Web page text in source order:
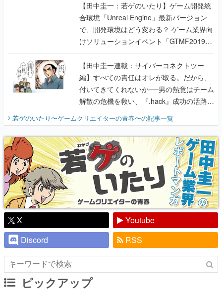
【田中圭一：若ゲのいたり】ゲーム開発統
合環境「Unreal Engine」最新バージョン
で、開発環境はどう変わる？ ゲーム業界向
けソリューションイベント「GTMF2019」
に行って、より理解を深めよう【PR】
【田中圭一連載：サイバーコネクトツー
編】すべての責任はオレが取る。だから、
付いてきてくれないか──男の熱意はチーム
解散の危機を救い、『.hack』成功の活路を
開く。業界の快男児・松山 洋に流れる血は
『少年ジャンプ』色だった【若ゲのいた
り】
若ゲのいたり〜ゲームクリエイターの青春〜の記事一覧
X
Youtube
Discord
RSS
ピックアップ